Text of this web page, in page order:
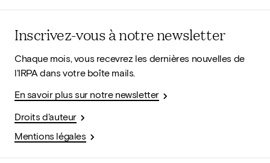
Inscrivez-vous à notre newsletter
Chaque mois, vous recevrez les dernières nouvelles de
l'IRPA dans votre boîte mails.
En savoir plus sur notre newsletter
Droits d'auteur
Mentions légales